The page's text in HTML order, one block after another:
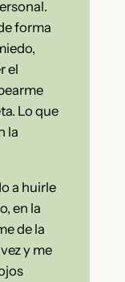
forma
el
Lo que
la
a huirle
en la
de la
y me